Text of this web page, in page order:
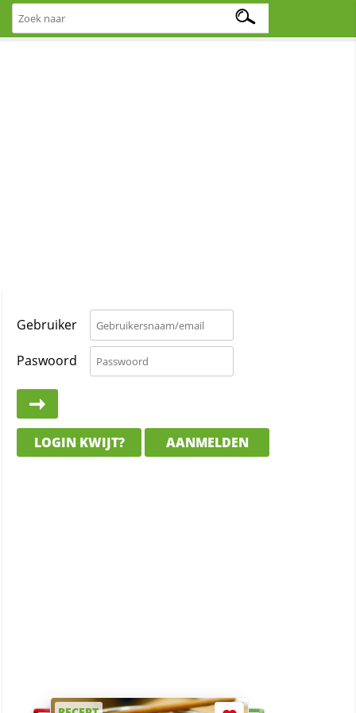
Gebruiker
Paswoord
LOGIN KWIJT? AANMELDEN